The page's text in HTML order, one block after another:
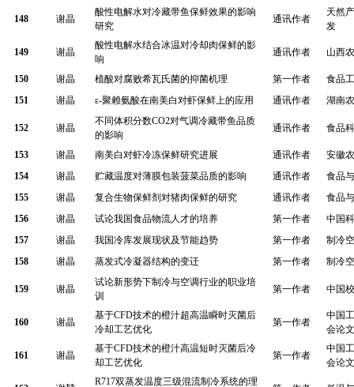
148 谢晶
酸性电解水对冷藏带鱼保鲜效果的影响
研究
通讯作者
天然
发
149 谢晶
酸性电解水结合冰温对冷却肉保鲜的影
响
通讯作者 山西
150 谢晶 植酸对腐败希瓦氏菌的抑菌机理 第一作者
食品
151
谢晶 ε-聚赖氨酸在南美白对虾保鲜上的应用 通讯作者 湖南
152 谢晶
不同体积分数CO2对气调冷藏带鱼品质
的影响
通讯作者 食品
153 谢晶 南美白对虾冷冻保鲜研究进展 通讯作者
安徽
154
谢晶 贮藏温度对薄膜包装菠菜品质的影响 通讯作者
食品
155
谢晶 复合生物保鲜剂对猪肉保鲜的研究 通讯作者
食品
156
谢晶 试论我国食品物流人才的培养 第一作者
中国
157
谢晶 我国冷库发展现状及节能趋势 第一作者
制冷
158
谢晶 蒸发式冷凝器结构的变迁 第一作者 制冷
159 谢晶
试论新形势下制冷与空调行业的职业培
训
第一作者 中国
160 谢晶
基于CFD技术的橙汁超高温瞬时灭菌后
冷却工艺优化
第一作者
中国
会论
161 谢晶
基于CFD技术的橙汁高温短时灭菌后冷
却工艺优化
第一作者
中国
会论
R717双蒸发温度三级混流制冷系统的理